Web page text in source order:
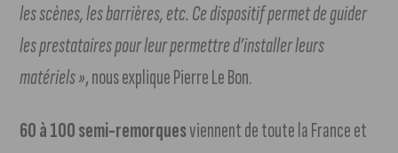
les scènes, les barrières, etc. Ce dispositif permet de guider
les prestataires pour leur permettre d’installer leurs
matériels », nous explique Pierre Le Bon.
60 à 100 semi-remorquesviennent de toute la France et